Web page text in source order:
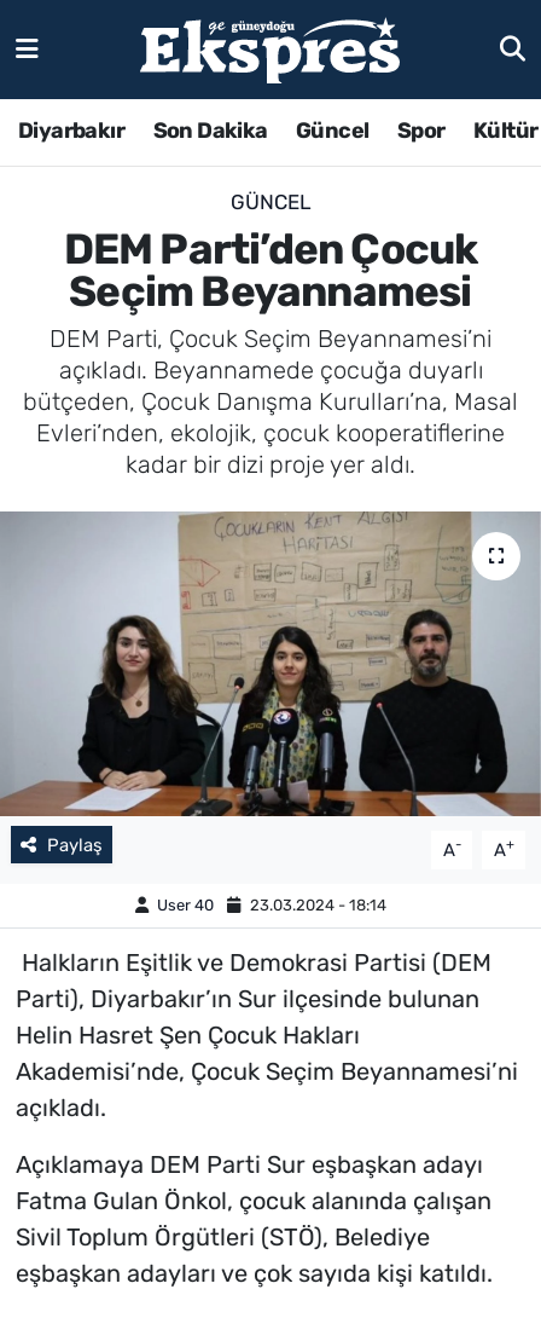
Diyarbakır Son Dakika Güncel Spor
GÜNCEL
DEM Parti’den Çocuk
Seçim Beyannamesi
DEM Parti, Çocuk Seçim Beyannamesi’ni
açıkladı. Beyannamede çocuğa duyarlı
bütçeden, Çocuk Danışma Kurulları’na, Masal
Evleri’nden, ekolojik, çocuk kooperatiflerine
kadar bir dizi proje yer aldı.
Paylaş A- A+
User 40 23.03.2024 - 18:14
Halkların Eşitlik ve Demokrasi Partisi (DEM
Parti), Diyarbakır’ın Sur ilçesinde bulunan
Helin Hasret Şen Çocuk Hakları
Akademisi’nde, Çocuk Seçim Beyannamesi’ni
açıkladı.
Açıklamaya DEM Parti Sur eşbaşkan adayı
Fatma Gulan Önkol, çocuk alanında çalışan
Sivil Toplum Örgütleri (STÖ), Belediye
eşbaşkan adayları ve çok sayıda kişi katıldı.